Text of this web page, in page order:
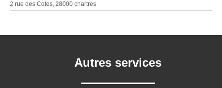
2 rue des Cotes, 28000 chartres
Autres services